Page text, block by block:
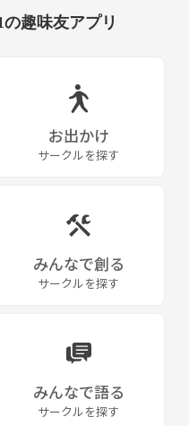
趣味友アプリ
お出かけ
サークルを探す
みんなで創る
サークルを探す
みんなで語る
サークルを探す